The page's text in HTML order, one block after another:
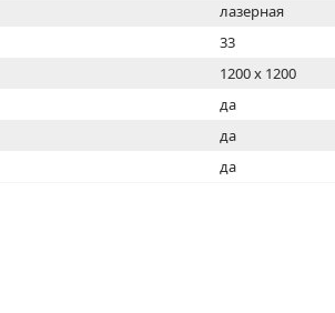
лазерная
33
1200 x 1200
да
да
да